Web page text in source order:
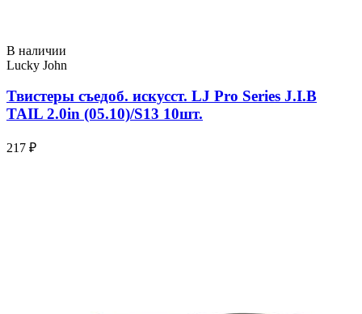
В наличии
Lucky John
Твистеры съедоб. искусст. LJ Pro Series J.I.B
TAIL 2.0in (05.10)/S13 10шт.
217 ₽